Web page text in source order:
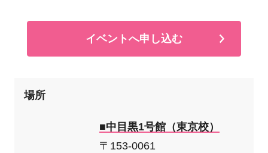
イベントへ申し込む
場所
■中目黒1号館（東京校）
〒153-0061